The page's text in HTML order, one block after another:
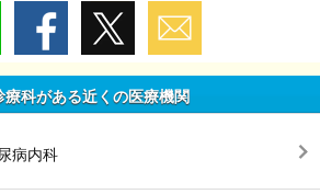
療科がある近くの医療機関
病内科